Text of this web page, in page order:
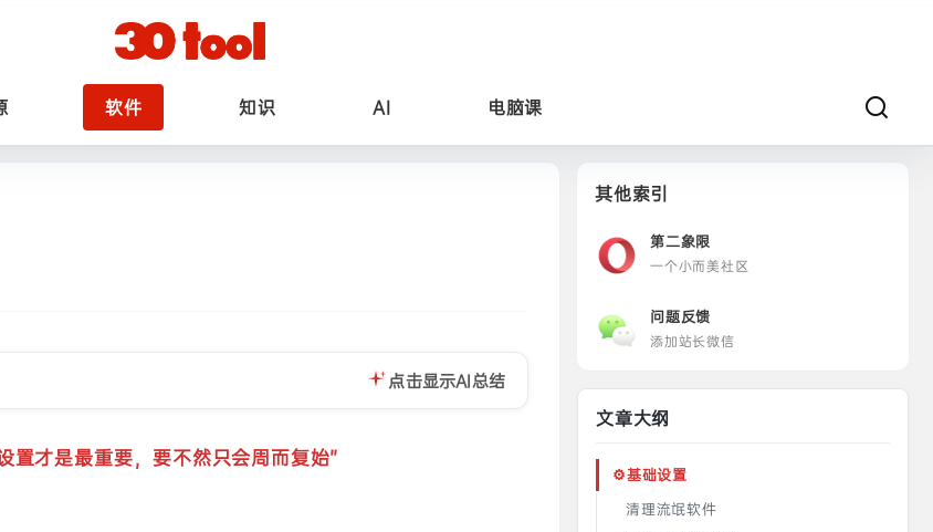
软件 知识 AI 电脑课
点击显示AI总结
置才是最重要，要不然只会周而复始”
其他索引
第二象限
一个小而美社区
问题反馈
添加站长微信
文章大纲
⚙️基础设置
清理流氓软件